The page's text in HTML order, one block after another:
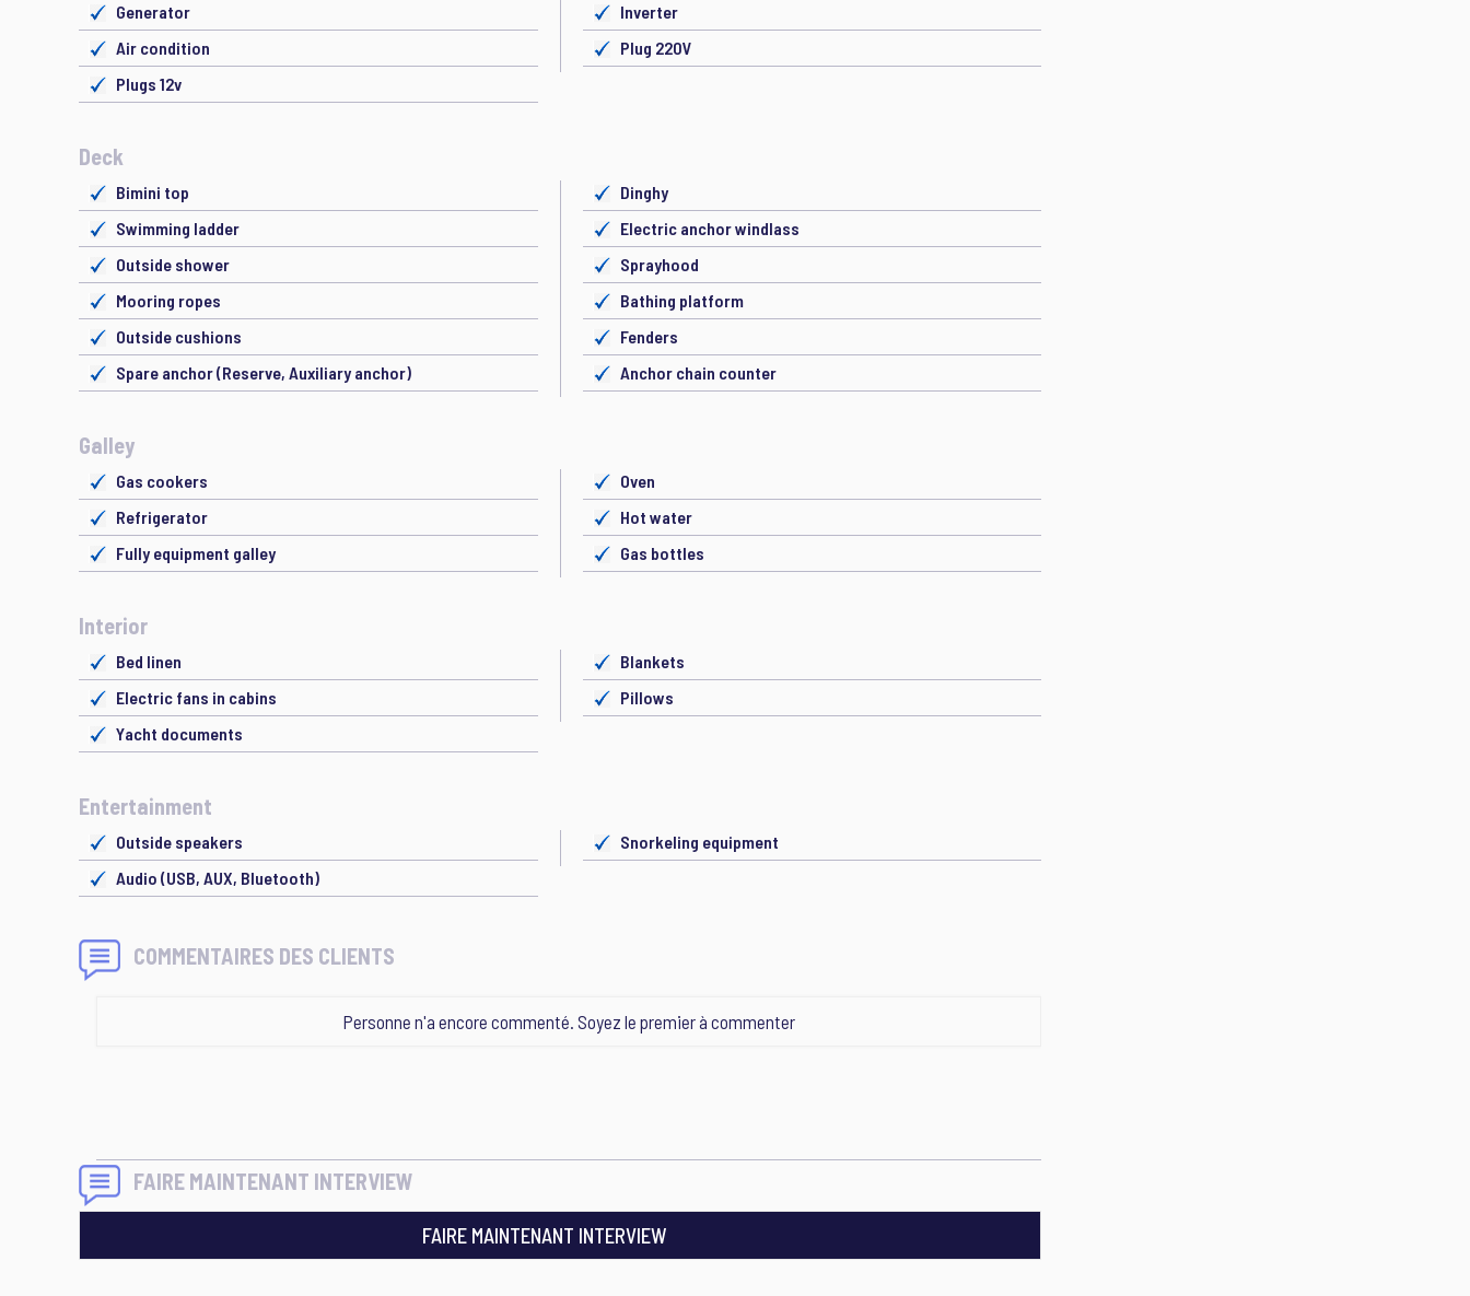
Generator
Inverter
Air condition
Plug 220V
Plugs 12v
Deck
Bimini top
Dinghy
Swimming ladder
Electric anchor windlass
Outside shower
Sprayhood
Mooring ropes
Bathing platform
Outside cushions
Fenders
Spare anchor (Reserve, Auxiliary anchor)
Anchor chain counter
Galley
Gas cookers
Oven
Refrigerator
Hot water
Fully equipment galley
Gas bottles
Interior
Bed linen
Blankets
Electric fans in cabins
Pillows
Yacht documents
Entertainment
Outside speakers
Snorkeling equipment
Audio (USB, AUX, Bluetooth)
COMMENTAIRES DES CLIENTS
Personne n'a encore commenté. Soyez le premier à commenter
FAIRE MAINTENANT INTERVIEW
FAIRE MAINTENANT INTERVIEW